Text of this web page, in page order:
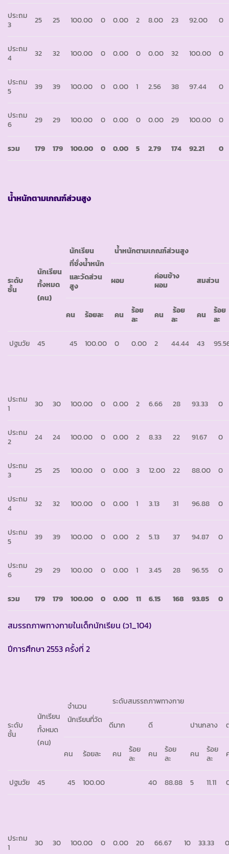
ประถม
3
25 25 100.00 0 0.00 2 8.00 23 92.00 0
ประถม
4
32 32 100.00 0 0.00 0 0.00 32 100.00 0
ประถม
5
39 39 100.00 0 0.00 1 2.56 38 97.44 0
ประถม
6
29 29 100.00 0 0.00 0 0.00 29 100.00 0
รวม 179 179 100.00 0 0.00 5 2.79 174 92.21 0
น้ำหนักตามเกณฑ์ส่วนสูง
ระดับ
ชั้น
นักเรียน
ทั้งหมด
(คน)
นักเรียน
ที่ชั่งน้ำหนัก
และวัดส่วน
สูง
น้ำหนักตามเกณฑ์ส่วนสูง
ผอม
ค่อนข้าง
ผอม
สมส่วน
คน ร้อยละ คน
ร้อย
ละ
คน
ร้อย
ละ
คน
ร้อย
ละ
ปฐมวัย 45 45 100.00 0 0.00 2 44.44 43
ประถม
1
30 30 100.00 0 0.00 2 6.66 28 93.33 0
ประถม
2
24 24 100.00 0 0.00 2 8.33 22 91.67 0
ประถม
3
25 25 100.00 0 0.00 3 12.00 22 88.00 0
ประถม
4
32 32 100.00 0 0.00 1 3.13 31 96.88 0
ประถม
5
39 39 100.00 0 0.00 2 5.13 37 94.87 0
ประถม
6
29 29 100.00 0 0.00 1 3.45 28 96.55 0
รวม 179 179 100.00 0 0.00 11 6.15 168 93.85 0
สมรรถภาพทางกายในเด็กนักเรียน (ว1_104)
ปีการศึกษา 2553 ครั้งที่ 2
ระดับ
ชั้น
นักเรียน
ทั้งหมด
(คน)
จำนวน
นักเรียนที่วัด
ระดับสมรรถภาพทางกาย
ดีมาก ดี ปานกลาง
คน ร้อยละ คน
ร้อย
ละ
คน
ร้อย
ละ
คน
ร้อย
ละ
ปฐมวัย 45 45 100.00 40 88.88 5 11.11
ประถม
1
30 30 100.00 0 0.00 20 66.67 10 33.33